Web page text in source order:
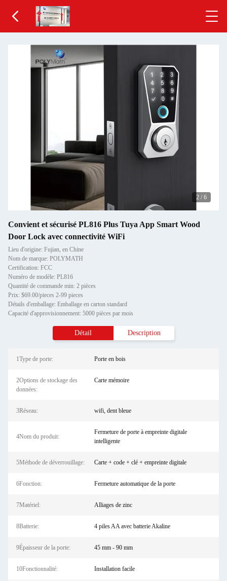
2 / 6
Convient et sécurisé PL816 Plus Tuya App Smart Wood
Door Lock avec connectivité WiFi
Lieu d'origine: Fujian, en Chine
Nom de marque: POLYMATH
Certification: FCC
Numéro de modèle: PL816
Quantité de commande min: 2 pièces
Prix: $69.00/pieces 2-99 pieces
Détails d'emballage: Emballage en carton standard
Capacité d'approvisionnement: 5000 pièces par mois
Détail Description
1Type de porte: Porte en bois
2Options de stockage des
données:
Carte mémoire
3Réseau: wifi, dent bleue
4Nom du produit:
Fermeture de porte à empreinte digitale
intelligente
5Méthode de déverrouillage: Carte + code + clé + empreinte digitale
6Fonction: Fermeture automatique de la porte
7Matériel: Alliages de zinc
8Batterie: 4 piles AA avec batterie Akaline
9Épaisseur de la porte: 45 mm - 90 mm
10Fonctionnalité: Installation facile